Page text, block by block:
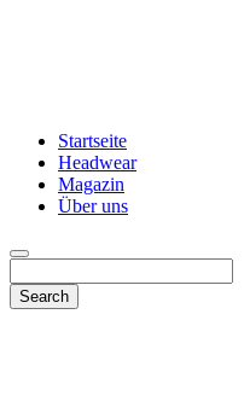
Startseite
Headwear
Magazin
Über uns